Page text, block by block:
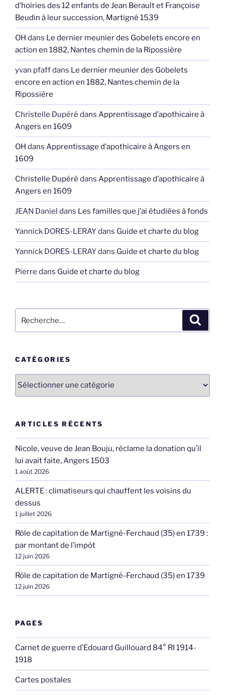
d’hoiries des 12 enfants de Jean Berault et Françoise
Beudin à leur succession, Martigné 1539
OH dans Le dernier meunier des Gobelets encore en
action en 1882, Nantes chemin de la Ripossière
yvan pfaffdans Le dernier meunier des Gobelets
encore en action en 1882, Nantes chemin de la
Ripossière
Christelle Dupéré dans Apprentissage d’apothicaire à
Angers en 1609
OH dans Apprentissage d’apothicaire à Angers en
1609
Christelle Dupéré dans Apprentissage d’apothicaire à
Angers en 1609
JEAN Daniel dans Les familles que j’ai étudiées à fonds
Yannick DORES-LERAYdans Guide et charte du blog
Yannick DORES-LERAYdans Guide et charte du blog
Pierre dans Guide et charte du blog
pour
CATÉGORIES
Catégories
ARTICLES RÉCENTS
Nicole, veuve de Jean Bouju, réclame la donation qu’il
lui avait faite, Angers 1503
1 août 2026
ALERTE : climatiseurs qui chauffent les voisins du
dessus
1 juillet 2026
Rôle de capitation de Martigné-Ferchaud (35) en 1739 :
par montant de l’impôt
12 juin 2026
Rôle de capitation de Martigné-Ferchaud (35) en 1739
12 juin 2026
PAGES
Carnet de guerre d’Edouard Guillouard 84° RI 1914-
1918
Cartes postales